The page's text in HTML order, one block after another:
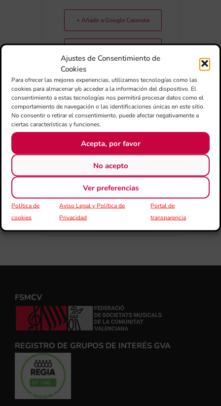
Ajustes de Consentimiento de
Cookies
Para ofrecer las mejores experiencias, utilizamos tecnologías como las
cookies para almacenar y/o acceder a la información del dispositivo. El
consentimiento a estas tecnologías nos permitirá procesar datos como el
comportamiento de navegación o las identificaciones únicas en este sitio.
No consentir o retirar el consentimiento, puede afectar negativamente a
ciertas características y funciones.
Acepta, por favor
No acepto
Ver preferencias
Política de
cookies
Aviso Legal y Política de
Privacidad
Portal de
transparencia
+ Añadir a Google Calendar
COMPARTIR ESTE EVENTO
FSMCV
REGISTRO DE GRUPOS DE INTERÉS GVA